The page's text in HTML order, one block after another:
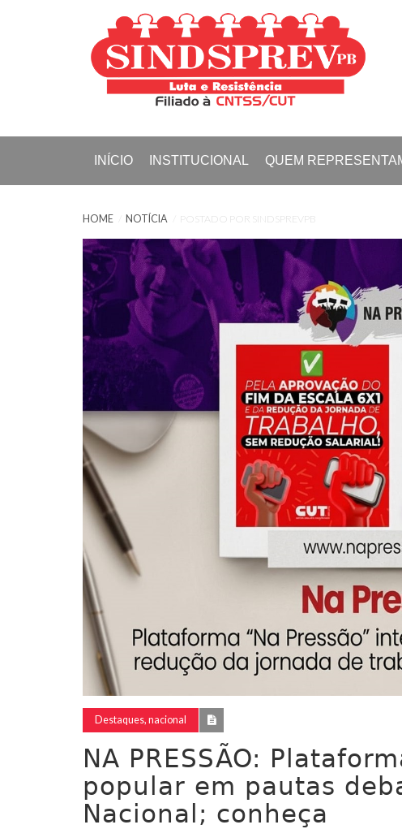
INÍCIO INSTITUCIONAL
Diretoria
Estatuto
Sede Social
Jurídico
Filie-se
QUEM
Ministerio do Trabalho
Previdência/INSS
HOME NOTÍCIA POSTADO POR SINDSPREVPB
Destaques, nacional
NA PRESSÃO:
popular em pautas
Nacional; conheça